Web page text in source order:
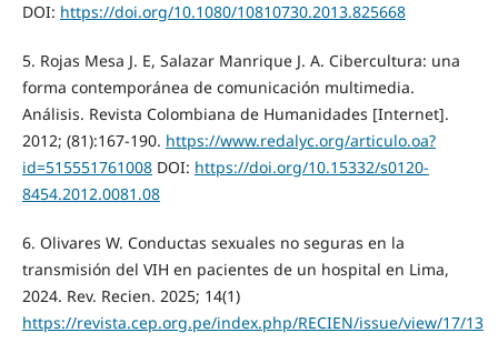
DOI: https://doi.org/10.1080/10810730.2013.825668
5. Rojas Mesa J. E, Salazar Manrique J. A. Cibercultura: una
forma contemporánea de comunicación multimedia.
Análisis. Revista Colombiana de Humanidades [Internet].
2012; (81):167-190. https://www.redalyc.org/articulo.oa?
id=515551761008DOI: https://doi.org/10.15332/s0120-
8454.2012.0081.08
6. Olivares W. Conductas sexuales no seguras en la
transmisión del VIH en pacientes de un hospital en Lima,
2024. Rev. Recien. 2025; 14(1)
https://revista.cep.org.pe/index.php/RECIEN/issue/view/17/13